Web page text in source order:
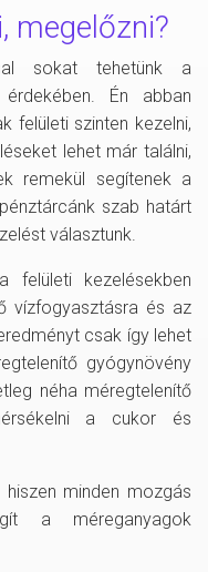
megelőzni?
sokat tehetünk a
Én abban
felületi szinten kezelni,
lehet már találni,
remekül segítenek a
szab határt
választunk.
kezelésekben
vízfogyasztásra és az
csak így lehet
gyógynövény
néha méregtelenítő
a cukor és
minden mozgás
a méreganyagok